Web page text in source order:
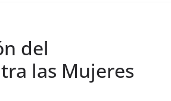
del
las Mujeres